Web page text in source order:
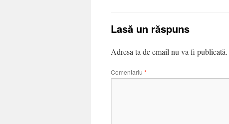
Lasă un răspuns
Adresa ta de email nu va fi publicată.
Comentariu *